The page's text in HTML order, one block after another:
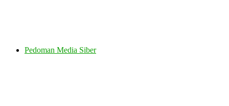
Pedoman Media Siber